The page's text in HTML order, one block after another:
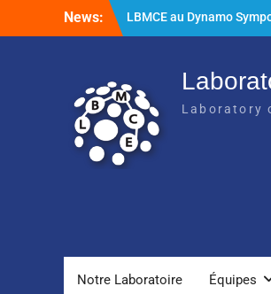
News:
LBMCE au Dynamo
LBMCE au Yeast meeting
Chaperons Moléculaires
Assemblages
Laboratory
Notre Laboratoire Équipes